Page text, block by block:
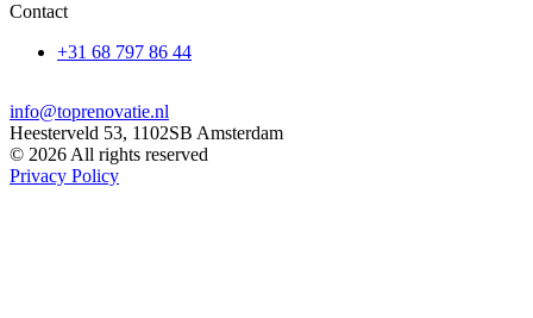
Contact
+31 68 797 86 44
info@toprenovatie.nl
Heesterveld 53, 1102SB Amsterdam
© 2026 All rights reserved
Privacy Policy